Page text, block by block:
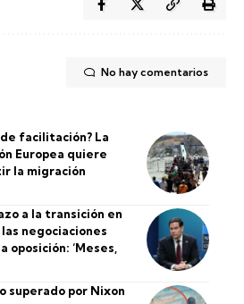
No hay comentarios
facilitación? La
Europea quiere
la migración
a la transición en
negociaciones
oposición: ‘Meses,
superado por Nixon